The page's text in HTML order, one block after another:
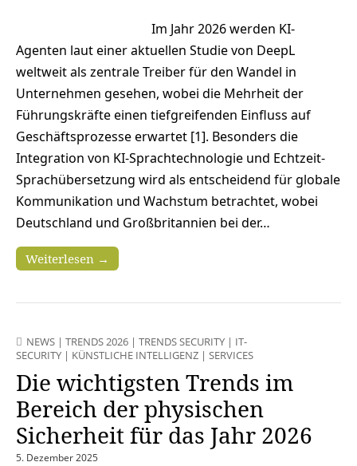
Im Jahr 2026 werden KI-
Agenten laut einer aktuellen Studie von DeepL
weltweit als zentrale Treiber für den Wandel in
Unternehmen gesehen, wobei die Mehrheit der
Führungskräfte einen tiefgreifenden Einfluss auf
Geschäftsprozesse erwartet [1]. Besonders die
Integration von KI-Sprachtechnologie und Echtzeit-
Sprachübersetzung wird als entscheidend für globale
Kommunikation und Wachstum betrachtet, wobei
Deutschland und Großbritannien bei der…
Weiterlesen →
NEWS | TRENDS 2026 | TRENDS SECURITY | IT-
SECURITY | KÜNSTLICHE INTELLIGENZ | SERVICES
Die wichtigsten Trends im
Bereich der physischen
Sicherheit für das Jahr 2026
5. Dezember 2025